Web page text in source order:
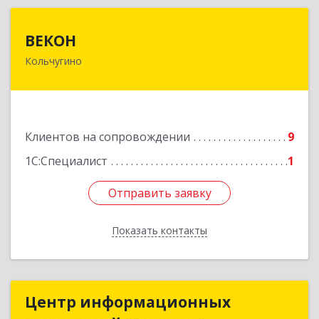
ВЕКОН
Кольчугино
Клиентов на сопровождении
9
1С:Специалист
1
Отправить заявку
Показать контакты
601785, Владимирская обл, Кольчугинский р-н,
Отправить заявку
Назад
Центр информационных
Центр информационных